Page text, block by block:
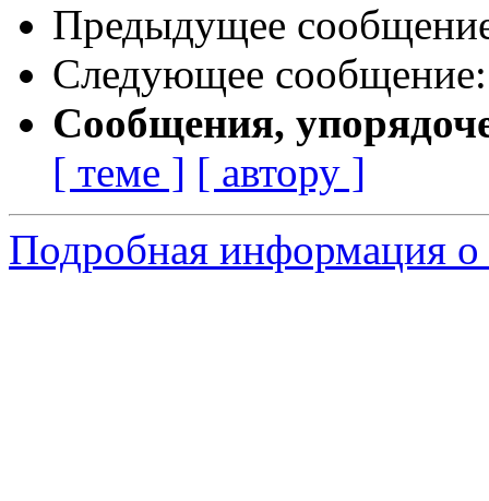
Предыдущее
Следующее
Сообщения,
[ теме ] [ автору ]
Подробная информация о